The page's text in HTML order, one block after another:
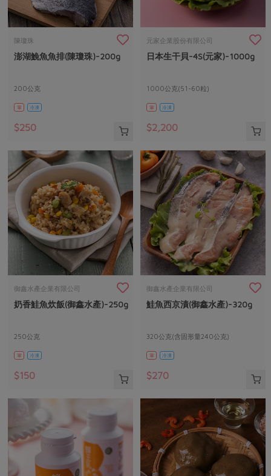
日用品
素食專區
樂齡友善
異國料理
年菜食譜
高麗菜海鮮煎餅
把最好的台灣味帶回家！
綠主張月刊
媒體報導
地區活動
活動報下載
陳瓊珠
澎湖鮸魚魚排(陳瓊珠)-200g
200公克
葷 冷凍
$250
元家企業股份有限公司
日本生干貝-4S(元家)-1000g
1000公克(51-60粒)
葷 冷凍
$2,200
御鑫水產企業有限公司
奶香鮭魚炊飯(御鑫水產)-250g
250公克
葷 冷凍
$150
御鑫水產企業有限公司
鮭魚西京漬(御鑫水產)-320g
320公克(含固形量240公克)
葷 冷凍
$270